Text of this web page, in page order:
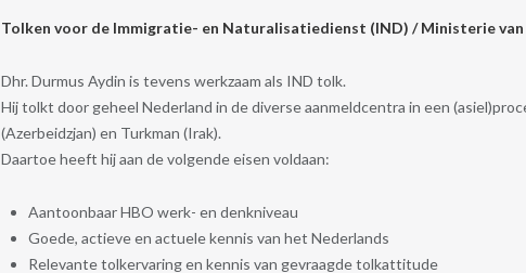
Tolken voor de Immigratie- en Naturalisatiedienst (IND) / Ministerie
Dhr. Durmus Aydin is tevens werkzaam als IND tolk.
Hij tolkt door geheel Nederland in de diverse aanmeldcentra in een
(Azerbeidzjan) en Turkman (Irak).
Daartoe heeft hij aan de volgende eisen voldaan:
Aantoonbaar HBO werk- en denkniveau
Goede, actieve en actuele kennis van het Nederlands
Relevante tolkervaring en kennis van gevraagde tolkattitude